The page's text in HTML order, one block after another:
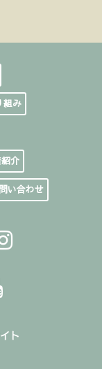
組み
介
い合わせ
ト